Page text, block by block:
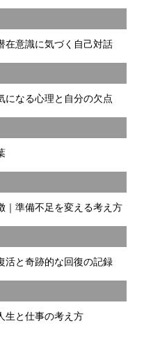
在意識に気づく自己対話
になる心理と自分の欠点
｜準備不足を変える考え方
活と奇跡的な回復の記録
生と仕事の考え方